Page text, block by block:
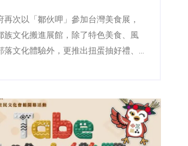
再次以「鄒伙呷」參加台灣美食展，
族文化搬進展館，除了特色美食、風
落文化體驗外，更推出扭蛋抽好禮、